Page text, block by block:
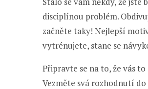
disciplínou problém.
začněte taky! Nejlepší
vytrénujete, stane se
Připravte se na to, že vás
Vezměte svá rozhodnutí